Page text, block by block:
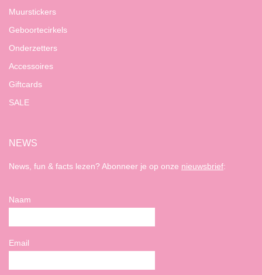
Muurstickers
Geboortecirkels
Onderzetters
Accessoires
Giftcards
SALE
NEWS
News, fun & facts lezen? Abonneer je op onze nieuwsbrief:
Naam
Email